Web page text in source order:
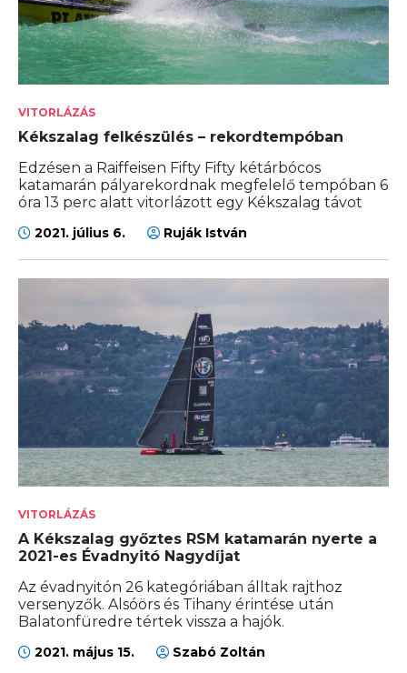
VITORLÁZÁS
Kékszalag felkészülés – rekordtempóban
Edzésen a Raiffeisen Fifty Fifty kétárbócos
katamarán pályarekordnak megfelelő tempóban 6
óra 13 perc alatt vitorlázott egy Kékszalag távot
2021. július 6. Ruják István
VITORLÁZÁS
A Kékszalag győztes RSM katamarán nyerte a
2021-es Évadnyitó Nagydíjat
Az évadnyitón 26 kategóriában álltak rajthoz
versenyzők. Alsóörs és Tihany érintése után
Balatonfüredre tértek vissza a hajók.
2021. május 15. Szabó Zoltán